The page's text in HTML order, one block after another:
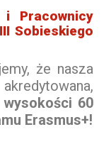
i Pracownicy
Sobieskiego
że nasza
60
Erasmus+!